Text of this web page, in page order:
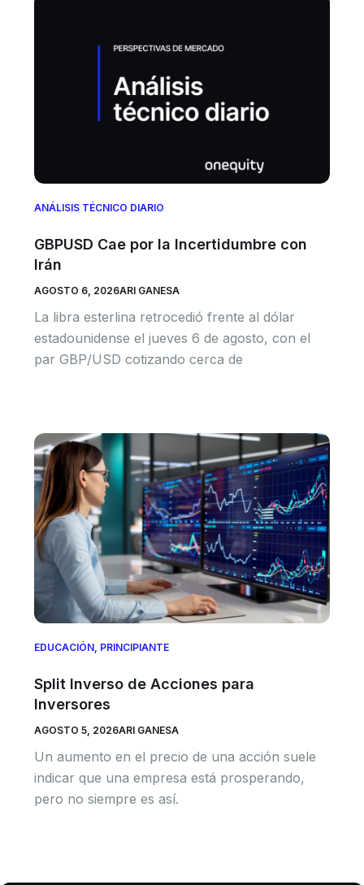
ANÁLISIS TÉCNICO DIARIO
GBPUSD Cae por la Incertidumbre con
Irán
AGOSTO 6, 2026ARI GANESA
La libra esterlina retrocedió frente al dólar
estadounidense el jueves 6 de agosto, con el
par GBP/USD cotizando cerca de
EDUCACIÓN, PRINCIPIANTE
Split Inverso de Acciones para
Inversores
AGOSTO 5, 2026ARI GANESA
Un aumento en el precio de una acción suele
indicar que una empresa está prosperando,
pero no siempre es así.